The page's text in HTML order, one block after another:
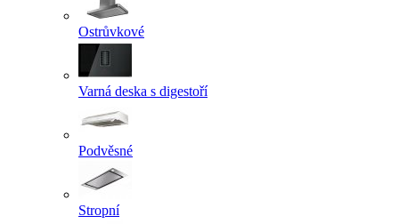
Ostrůvkové
Varná deska s digestoří
Podvěsné
Stropní